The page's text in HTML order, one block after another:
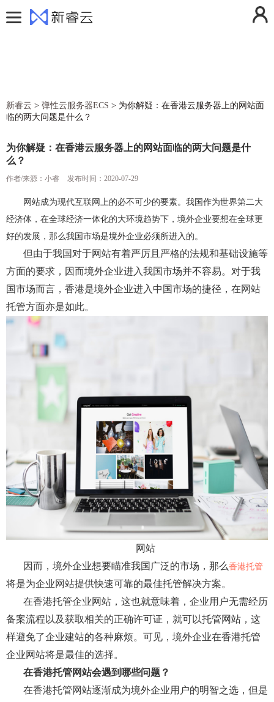
操作日志
解决方案
云计算
弹性云服务器ECS
镜像服务器
云服务器快照
GPU加速服务器
弹性伸缩
云存储
对象存储
云硬盘
云硬盘备份
云安全
防火墙
SSL证书
DDoS高防IP
云网络
虚拟私有云VPC
NAT网关
弹性公网IP
负载均衡
虚拟专网VPN
CDN（敬请期待）
云运维
云监控
访问控制（敬请期待）
定价
帮助文档
新闻动态
关于我们
香港云服务器
美国云服务器
新睿云 > 弹性云服务器ECS > 为你解疑：在香港云服务器上的网站面
临的两大问题是什么？
为你解疑：在香港云服务器上的网站面临的两大问题是什
么？
作者/来源：小睿 发布时间：2020-07-29
网站成为现代互联网上的必不可少的要素。我国作为世界第二大
经济体，在全球经济一体化的大环境趋势下，境外企业要想在全球更
好的发展，那么我国市场是境外企业必须所进入的。
但由于我国对于网站有着严厉且严格的法规和基础设施等
方面的要求，因而境外企业进入我国市场并不容易。对于我
国市场而言，香港是境外企业进入中国市场的捷径，在网站
托管方面亦是如此。
网站
因而，境外企业想要瞄准我国广泛的市场，那么香港托管
将是为企业网站提供快速可靠的最佳托管解决方案。
在香港托管企业网站，这也就意味着，企业用户无需经历
备案流程以及获取相关的正确许可证，就可以托管网站，这
样避免了企业建站的各种麻烦。可见，境外企业在香港托管
企业网站将是最佳的选择。
在香港托管网站会遇到哪些问题？
在香港托管网站逐渐成为境外企业用户的明智之选，但是